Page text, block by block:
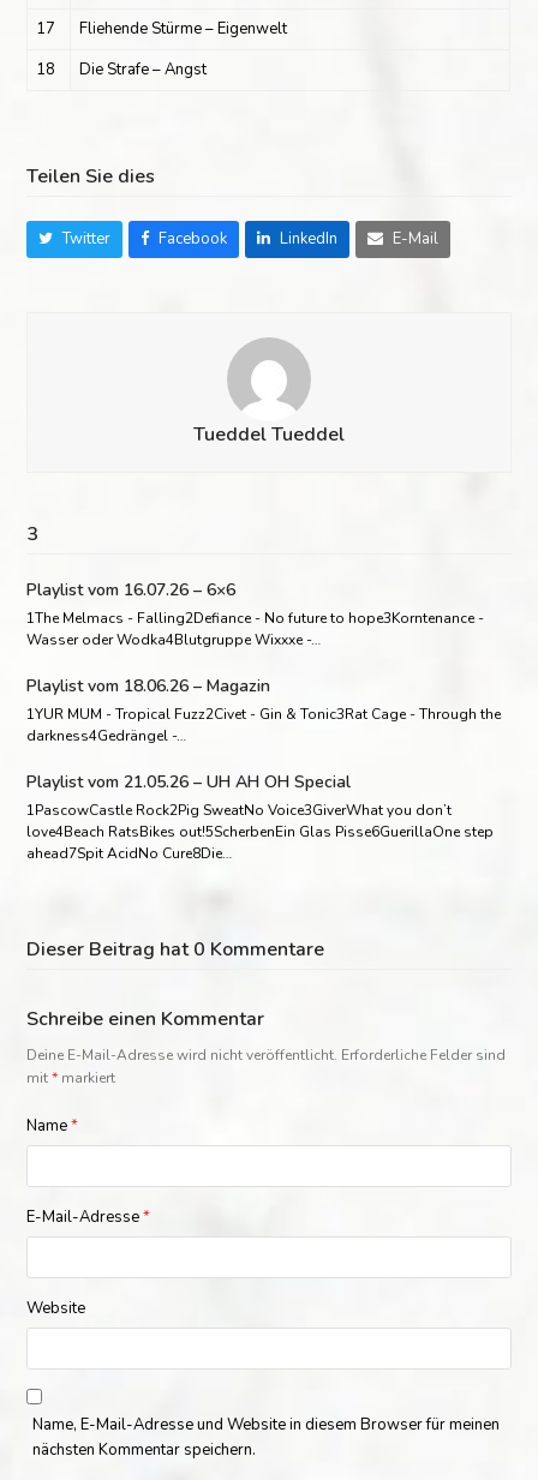
17
Fliehende Stürme – Eigenwelt
18
Die Strafe – Angst
Teilen Sie dies
Twitter Facebook LinkedIn E-Mail
Tueddel Tueddel
3
Playlist vom 16.07.26 – 6×6
1The Melmacs - Falling2Defiance - No future to hope3Korntenance -
Wasser oder Wodka4Blutgruppe Wixxxe -…
Playlist vom 18.06.26 – Magazin
1YUR MUM - Tropical Fuzz2Civet - Gin & Tonic3Rat Cage - Through the
darkness4Gedrängel -…
Playlist vom 21.05.26 – UH AH OH Special
1PascowCastle Rock2Pig SweatNo Voice3GiverWhat you don’t
love4Beach RatsBikes out!5ScherbenEin Glas Pisse6GuerillaOne step
ahead7Spit AcidNo Cure8Die…
Dieser Beitrag hat 0 Kommentare
Schreibe einen Kommentar
Deine E-Mail-Adresse wird nicht veröffentlicht. Erforderliche Felder sind
mit* markiert
Name*
E-Mail-Adresse*
Website
Name, E-Mail-Adresse und Website in diesem Browser für meinen
nächsten Kommentar speichern.